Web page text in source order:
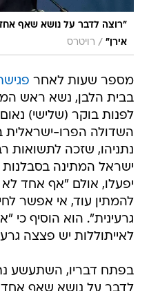
"רוצה לדבר על נושא שאף אחד
אירן" / רויטרס
מספר שעות לאחר
בבית הלבן, נשא ראש
לפנות בוקר (שלישי)
השדולה הפרו-ישראלית
נתניהו, שזכה לתשואות
ישראל המתינה בסבלנות
יפעלו, אולם "אף אחד לא
להמתין עוד, אי אפשר
גרעינית". הוא הוסיף כי
לאייתוללות יש פצצה
בפתח דבריו, השתעשע